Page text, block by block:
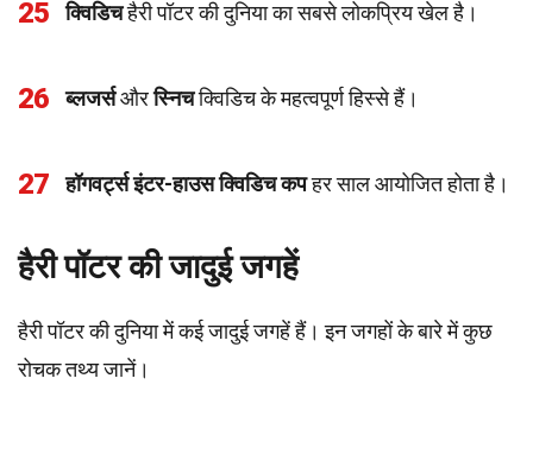
25 क्विडिचहैरी पॉटर की दुनिया का सबसे लोकप्रिय खेल है।
26 ब्लजर्सऔरस्निचक्विडिच के महत्वपूर्ण हिस्से हैं।
27 हॉगवर्ट्स इंटर-हाउस क्विडिच कपहर साल आयोजित होता है।
हैरी पॉटर की जादुई जगहें
हैरी पॉटर की दुनिया में कई जादुई जगहें हैं। इन जगहों के बारे में कुछ
रोचक तथ्य जानें।